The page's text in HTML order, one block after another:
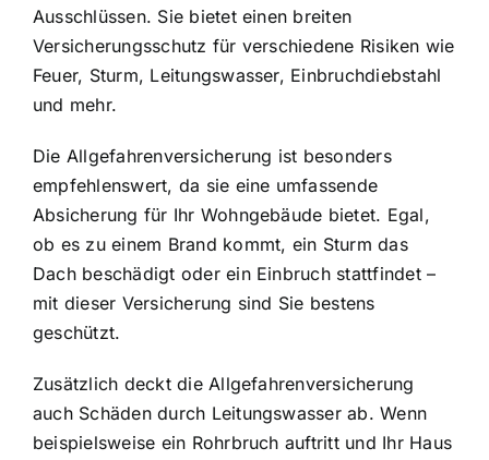
Ausschlüssen. Sie bietet einen breiten
Versicherungsschutz für verschiedene Risiken wie
Feuer, Sturm, Leitungswasser, Einbruchdiebstahl
und mehr.
Die Allgefahrenversicherung ist besonders
empfehlenswert, da sie eine umfassende
Absicherung für Ihr Wohngebäude bietet. Egal,
ob es zu einem Brand kommt, ein Sturm das
Dach beschädigt oder ein Einbruch stattfindet –
mit dieser Versicherung sind Sie bestens
geschützt.
Zusätzlich deckt die Allgefahrenversicherung
auch Schäden durch Leitungswasser ab. Wenn
beispielsweise ein Rohrbruch auftritt und Ihr Haus